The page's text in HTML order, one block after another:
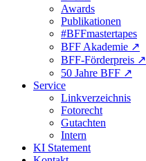
Awards
Publikationen
#BFFmastertapes
BFF Akademie ↗︎
BFF-Förderpreis ↗︎
50 Jahre BFF ↗︎
Service
Linkverzeichnis
Fotorecht
Gutachten
Intern
KI Statement